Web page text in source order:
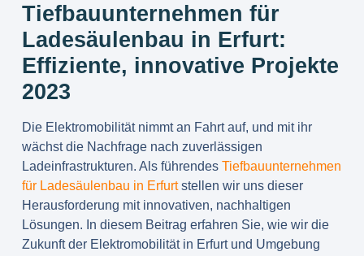
Tiefbauunternehmen für
Ladesäulenbau in Erfurt:
Effiziente, innovative Projekte
2023
Die Elektromobilität nimmt an Fahrt auf, und mit ihr
wächst die Nachfrage nach zuverlässigen
Ladeinfrastrukturen. Als führendes Tiefbauunternehmen
für Ladesäulenbau in Erfurtstellen wir uns dieser
Herausforderung mit innovativen, nachhaltigen
Lösungen. In diesem Beitrag erfahren Sie, wie wir die
Zukunft der Elektromobilität in Erfurt und Umgebung